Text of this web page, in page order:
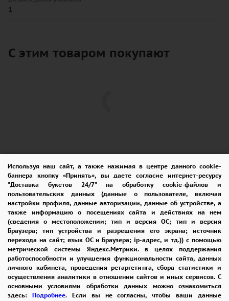
Используя наш сайт, а также нажимая в центре данного cookie-
баннера кнопку «Принять», вы даете согласие интернет-ресурсу
"Доставка букетов 24/7" на обработку cookie-файлов и
пользовательских данных (данные о пользователе, включая
настройки профиля, данные авторизации, данные об устройстве, а
также информацию о посещениях сайта и действиях на нем
(сведения о местоположении; тип и версия ОС; тип и версия
Браузера; тип устройства и разрешения его экрана; источник
перехода на сайт; язык ОС и Браузера; ip-адрес, и тд.)) с помощью
метрической системы Яндекс.Метрики. в целях поддержания
работоспособности и улучшения функциональности сайта, данных
личного кабинета, проведения ретаргетинга, сбора статистики и
осуществления аналитики в отношении сайтов и иных сервисов. С
основными условиями обработки данных можно ознакомиться
здесь: Подробнее. Если вы не согласны, чтобы ваши данные
1
С этим товаром покупают
ПОМОЩЬ ОПЛАТА
ДОСТАВКА
ГАРАНТИИ
КУПОН
ВОЗВРАТ
ОТЗЫВЫ
РЕКОМЕНДАЦИИ
КОНТАКТЫ
8 965 242-37-47